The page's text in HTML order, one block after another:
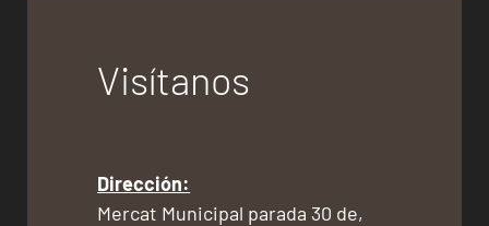
Visítanos
Dirección:
Mercat Municipal parada 30 de,